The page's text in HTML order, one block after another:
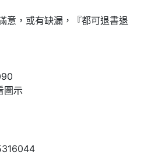
意，或有缺漏，『都可退書退
圖示